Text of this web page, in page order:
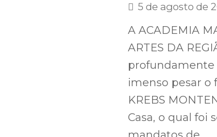
5 de agosto de
A ACADEMIA
ARTES DA
profundamente
imenso pesar o
KREBS
Casa, o qual foi